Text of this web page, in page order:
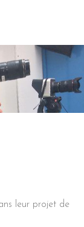
leur projet de